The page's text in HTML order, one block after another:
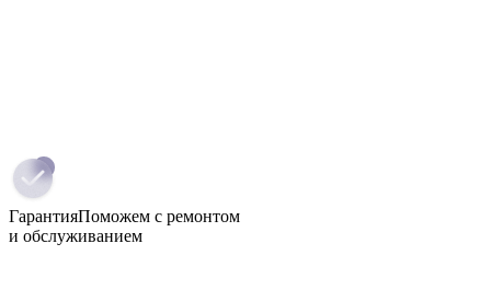
ГарантияПоможем с ремонтом
и обслуживанием